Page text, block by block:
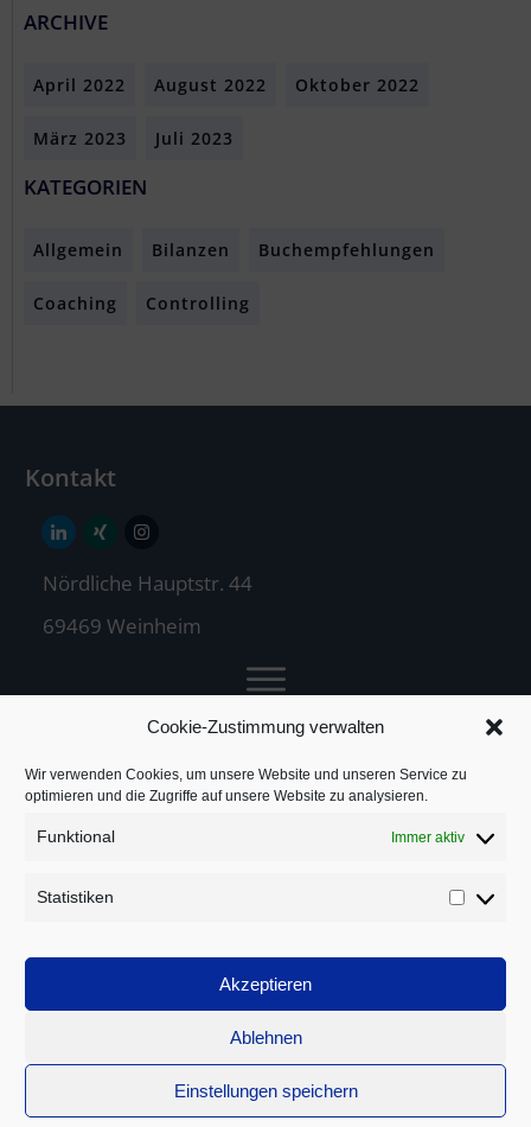
Cookie-Zustimmung verwalten
Wir verwenden Cookies, um unsere Website und unseren Service zu
optimieren und die Zugriffe auf unsere Website zu analysieren.
Funktional Immer aktiv
Statistiken
Akzeptieren
Ablehnen
Einstellungen speichern
ARCHIVE
April 2022 August 2022 Oktober 2022
März 2023 Juli 2023
KATEGORIEN
Allgemein Bilanzen Buchempfehlungen
Coaching Controlling
Kontakt
Nördliche Hauptstr. 44
69469 Weinheim
Jochen Treuz